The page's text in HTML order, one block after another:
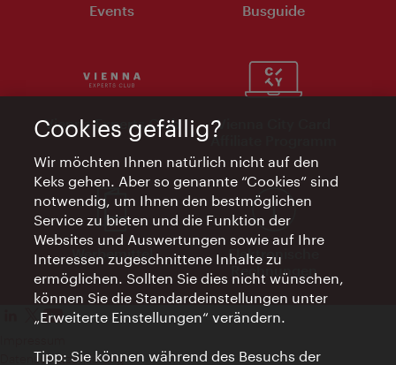
Events Busguide
Vienna Experts Club
Vienna City Card
Affiliate Programm
Elektronische
Rechnungen
Datenschutzerklärung
Cookies gefällig?
Wir möchten Ihnen natürlich nicht auf den
Keks gehen. Aber so genannte “Cookies” sind
notwendig, um Ihnen den bestmöglichen
Service zu bieten und die Funktion der
Websites und Auswertungen sowie auf Ihre
Interessen zugeschnittene Inhalte zu
ermöglichen. Sollten Sie dies nicht wünschen,
können Sie die Standardeinstellungen unter
„Erweiterte Einstellungen“ verändern.
Tipp: Sie können während des Besuchs der